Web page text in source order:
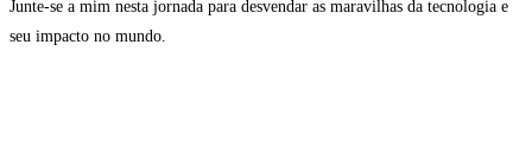
Junte-se a mim nesta jornada para desvendar as maravilhas da tecnologia e
seu impacto no mundo.